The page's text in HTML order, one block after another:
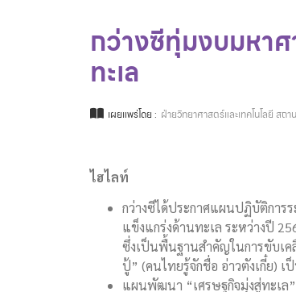
กว่างซีทุ่มงบมหา
ทะเล
เผยแพร่โดย : ฝ่ายวิทยาศาสตร์และเทคโนโลยี ส
ไฮไลท์
กว่างซีได้ประกาศแผนปฏิบัติการ
แข็งแกร่งด้านทะเล ระหว่างปี
ซึ่งเป็นพื้นฐานสำคัญในการขับเค
ปู้” (คนไทยรู้จักชื่อ อ่าวตังเกี๋ย)
แผนพัฒนา “เศรษฐกิจมุ่งสู่ทะเล”